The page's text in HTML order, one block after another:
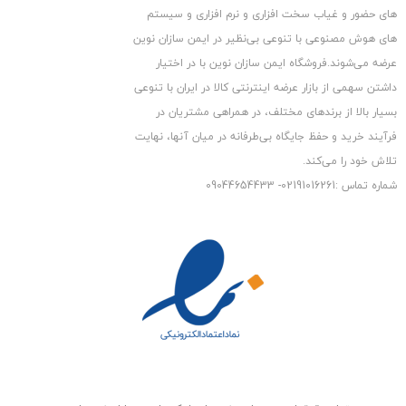
های حضور و غیاب سخت افزاری و نرم افزاری و سیستم
های هوش مصنوعی با تنوعی بی‌نظیر در ایمن سازان نوین
عرضه می‏‏‏‌شوند.فروشگاه ایمن سازان نوین با در اختیار
داشتن سهمی از بازار عرضه اینترنتی کالا در ایران با تنوعی
بسیار بالا از برندهای مختلف، در همراهی مشتریان در
فرآیند خرید و حفظ جایگاه بی‏‏‏‌طرفانه در میان آنها، نهایت
تلاش خود را می‌‏‏کند.
شماره تماس :02191016261- 09044654433